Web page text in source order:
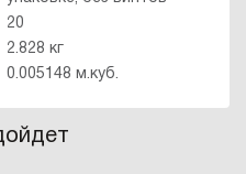
20
2.828 кг
0.005148 м.куб.